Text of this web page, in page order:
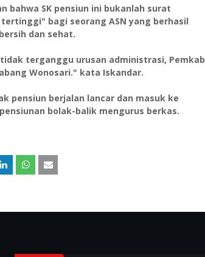
bahwa SK pensiun ini bukanlah surat
bagi seorang ASN yang berhasil
dan sehat.
terganggu urusan administrasi, Pemkab
Wonosari." kata Iskandar.
pensiun berjalan lancar dan masuk ke
bolak-balik mengurus berkas.